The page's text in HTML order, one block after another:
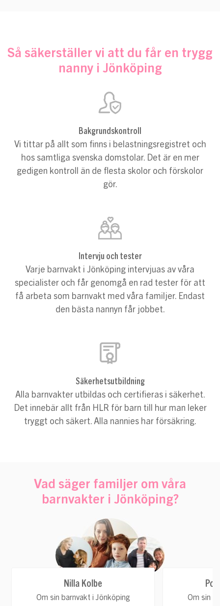
Så säkerställer vi att du får en trygg
nanny i Jönköping
Bakgrundskontroll
Vi tittar på allt som finns i belastningsregistret och
hos samtliga svenska domstolar. Det är en mer
gedigen kontroll än de flesta skolor och förskolor
gör.
Intervju och tester
Varje barnvakt i Jönköping intervjuas av våra
specialister och får genomgå en rad tester för att
få arbeta som barnvakt med våra familjer. Endast
den bästa nannyn får jobbet.
Säkerhetsutbildning
Alla barnvakter utbildas och certifieras i säkerhet.
Det innebär allt från HLR för barn till hur man leker
tryggt och säkert. Alla nannies har försäkring.
Vad säger familjer om våra
barnvakter i Jönköping?
Nilla Kolbe
Om sin barnvakt i Jönköping Om sin